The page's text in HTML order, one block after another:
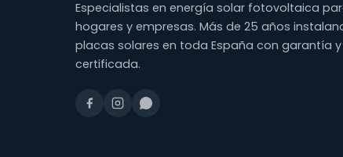
Especialistas en energía solar fotovoltaica
hogares y empresas. Más de 25 años
placas solares en toda España con garantía
certificada.